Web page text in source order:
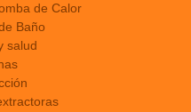
de Calor
Baño
salud